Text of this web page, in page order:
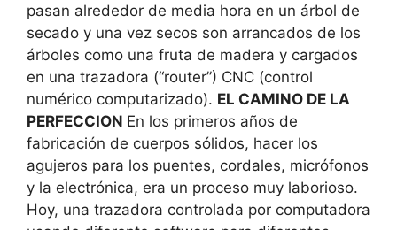
pasan alrededor de media hora en un árbol de
secado y una vez secos son arrancados de los
árboles como una fruta de madera y cargados
en una trazadora (“router”) CNC (control
numérico computarizado). EL CAMINO DE LA
PERFECCION En los primeros años de
fabricación de cuerpos sólidos, hacer los
agujeros para los puentes, cordales, micrófonos
y la electrónica, era un proceso muy laborioso.
Hoy, una trazadora controlada por computadora